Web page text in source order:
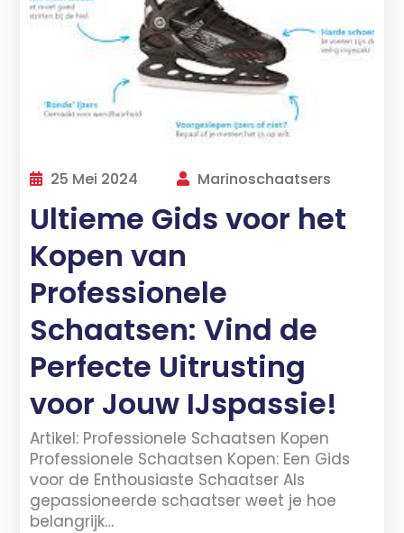
25 Mei 2024 Marinoschaatsers
Ultieme Gids voor het
Kopen van
Professionele
Schaatsen: Vind de
Perfecte Uitrusting
voor Jouw IJspassie!
Artikel: Professionele Schaatsen Kopen
Professionele Schaatsen Kopen: Een Gids
voor de Enthousiaste Schaatser Als
gepassioneerde schaatser weet je hoe
belangrijk…